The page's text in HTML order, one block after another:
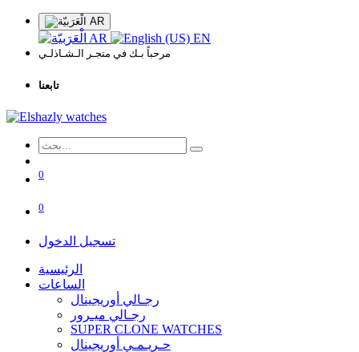
AR
AR EN
مرحباً بـك في متجـر الـشـاذلـي
تابعنا
0
0
تسجيل الدخول
الرئيسية
الساعات
رجـالي أوريجينال
رجـالي ميـرور
SUPER CLONE WATCHES
حـريـمـي أوريجينال